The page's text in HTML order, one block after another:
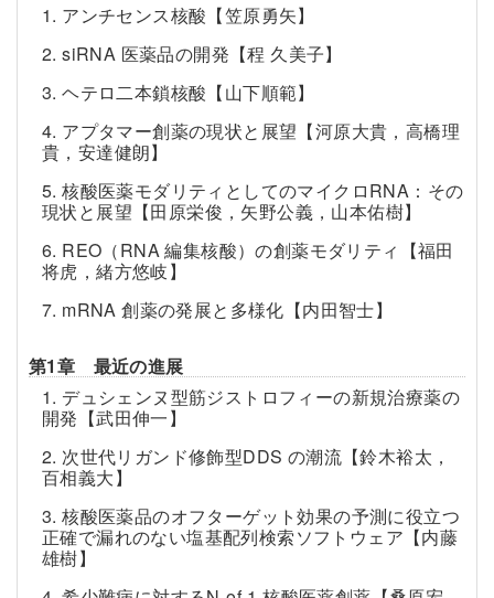
1. アンチセンス核酸【笠原勇矢】
2. siRNA 医薬品の開発【程 久美子】
3. ヘテロ二本鎖核酸【山下順範】
4. アプタマー創薬の現状と展望【河原大貴，高橋理
貴，安達健朗】
5. 核酸医薬モダリティとしてのマイクロRNA：その
現状と展望【田原栄俊，矢野公義，山本佑樹】
6. REO（RNA 編集核酸）の創薬モダリティ【福田
将虎，緒方悠岐】
7. mRNA 創薬の発展と多様化【内田智士】
第1章 最近の進展
1. デュシェンヌ型筋ジストロフィーの新規治療薬の
開発【武田伸一】
2. 次世代リガンド修飾型DDS の潮流【鈴木裕太，
百相義大】
3. 核酸医薬品のオフターゲット効果の予測に役立つ
正確で漏れのない塩基配列検索ソフトウェア【内藤
雄樹】